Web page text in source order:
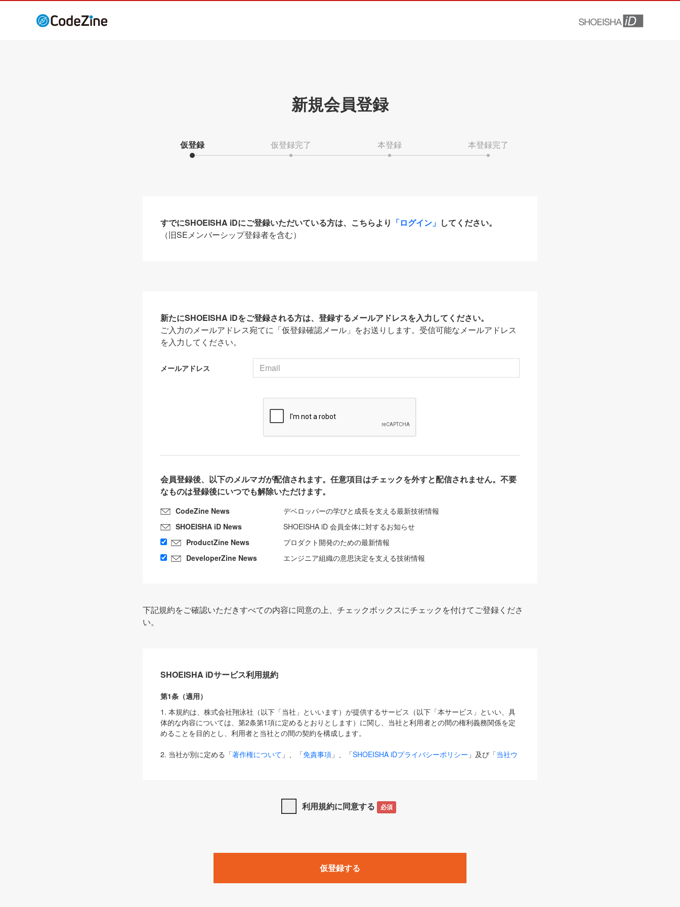
新規会員登録
仮登録 仮登録完了 本登録 本登録完了
すでにSHOEISHA iDにご登録いただいている方は、こちらより 「ログイン」 してください。
（旧SEメンバーシップ登録者を含む）
新たにSHOEISHA iDをご登録される方は、登録するメールアドレスを入力してください。
ご入力のメールアドレス宛てに「仮登録確認メール」をお送りします。受信可能なメールアドレス
を入力してください。
メールアドレス
会員登録後、以下のメルマガが配信されます。任意項目はチェックを外すと配信されません。不要
なものは登録後にいつでも解除いただけます。
CodeZine News
デベロッパーの学びと成長を支える最新技術情報
SHOEISHA iD News
SHOEISHA iD 会員全体に対するお知らせ
ProductZine News
プロダクト開発のための最新情報
DeveloperZine News
エンジニア組織の意思決定を支える技術情報
下記規約をご確認いただきすべての内容に同意の上、チェックボックスにチェックを付けてご登録くださ
い。
SHOEISHA iDサービス利用規約
第1条（適用）
1. 本規約は、株式会社翔泳社（以下「当社」といいます）が提供するサービス（以下「本サービス」といい、具
体的な内容については、第2条第1項に定めるとおりとします）に関し、当社と利用者との間の権利義務関係を定
めることを目的とし、利用者と当社との間の契約を構成します。
2. 当社が別に定める「著作権について 」、「免責事項 」、「SHOEISHA iDプライバシーポリシー 」及び「当社ウ
は、本規約の規定が優先して適用されるものとします。
1. 「本サービス」とは、当社が提供する以下のサービス（名称や内容が変更された場合、変更後のサービスを含
みます）及びこれらサービスに関連して当社が実施するイベントやキャンペーンをいいます。
「SEBook」「SEShop」「CodeZine」「MarkeZine」「EnterpriseZine」「ECzine」「Biz/Zine」「HRzine」
利用規約に同意する 必須
仮登録する